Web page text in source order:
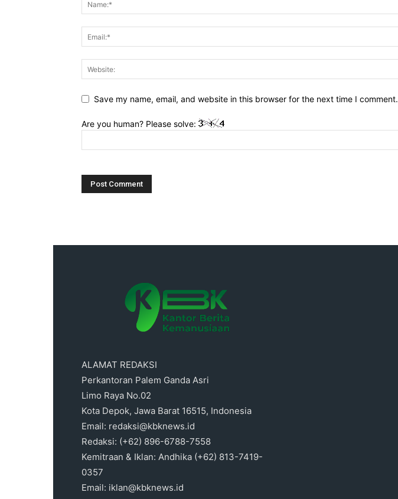
Save my name, email, and website in this browser for the next time I comment.
Are you human? Please solve:
ALAMAT REDAKSI
Perkantoran Palem Ganda Asri
Limo Raya No.02
Kota Depok, Jawa Barat 16515, Indonesia
Email: redaksi@kbknews.id
Redaksi: (+62) 896-6788-7558
Kemitraan & Iklan: Andhika (+62) 813-7419-
0357
Email: iklan@kbknews.id